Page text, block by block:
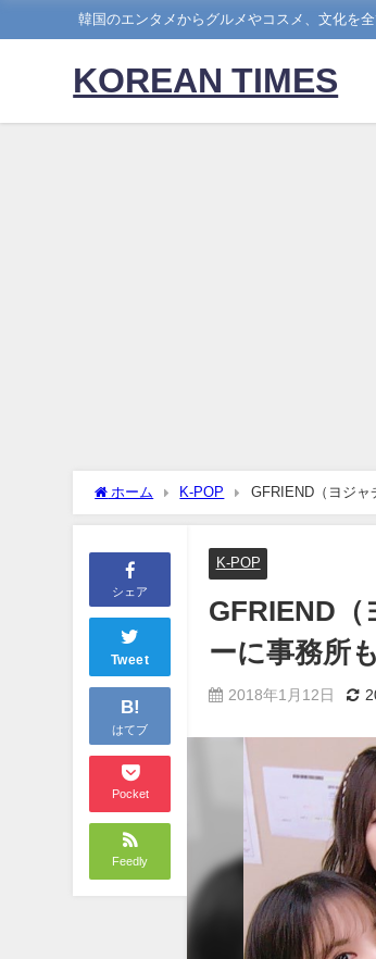
韓国のエンタメからグルメやコスメ、文化を
KOREAN TIMES
ホーム K-POP GFRIEND（ヨジャ
シェア
Tweet
B!
はてブ
Pocket
Feedly
K-POP
GFRIEND（
ーに事務所
2018年1月12日